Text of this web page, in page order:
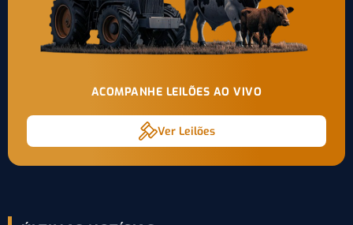
ACOMPANHE LEILÕES AO VIVO
Ver Leilões